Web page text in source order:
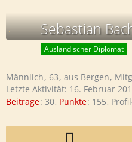
Sebastian
Ausländischer Diplomat
Männlich 63 aus Bergen
Letzte Aktivität: 16. Februar
Beiträge 30 Punkte 155